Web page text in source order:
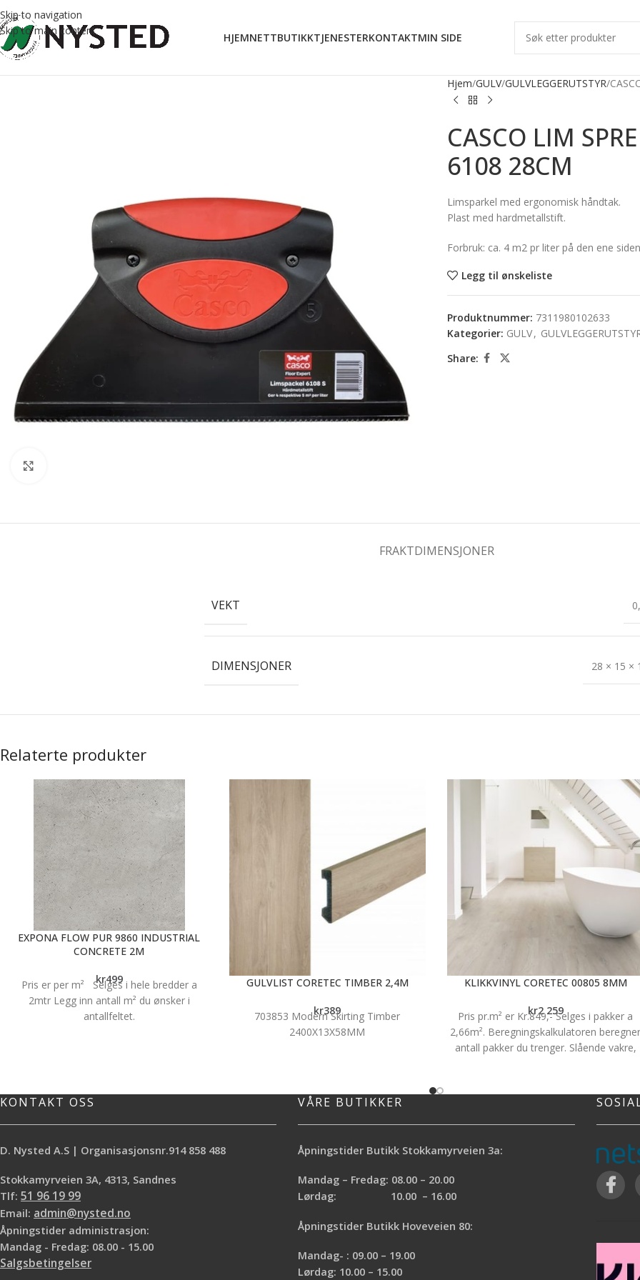
Skip to navigation
Skip to main content
HJEMNETTBUTIKKTJENESTERKONTAKTMIN SIDE
Hjem GULV GULVLEGGERUTSTYR
CASCO LIM
6108 28CM
Limsparkel med ergonomisk håndtak.
Plast med hardmetallstift.
Forbruk: ca. 4 m2 pr liter på den ene
Legg til ønskeliste
Produktnummer: 7311980102633
Kategorier: GULV,
Share:
FRAKTDIMENSJONER
VEKT
DIMENSJONER 28 × 15 ×
Relaterte produkter
EXPONA FLOW PUR 9860 INDUSTRIAL
CONCRETE 2M
kr499
Pris er per m² Selges i hele bredder a
2mtr Legg inn antall m² du ønsker i
antallfeltet.
GULVLIST CORETEC TIMBER 2,4M
kr389
703853 Modern Skirting Timber
2400X13X58MM
KLIKKVINYL CORETEC 00805 8MM
kr2 259
Pris pr.m² er Kr.849,- Selges i pakker a
2,66m². Beregningskalkulatoren
antall pakker du trenger. Slående vakre,
COREtec® er vårt premium vinylprodukt
med spesialutviklet mellomsjikt for
myk og behagelig gangkomfort.
gulvene en ekstra god lyddemping både i
og mellom ulike rom. Enkel montering
uten ekspansjons fuge på gulv inntil 400
private hjem. Dette er bare noen av
på noen av de aller flotteste dekorene
KONTAKT OSS
D. Nysted A.S | Organisasjonsnr.914 858 488
Stokkamyrveien 3A, 4313, Sandnes
Tlf: 51 96 19 99
Email: admin@nysted.no
Åpningstider administrasjon:
Mandag - Fredag: 08.00 - 15.00
Salgsbetingelser
VÅRE BUTIKKER
Åpningstider Butikk Stokkamyrveien 3a:
Mandag – Fredag: 08.00 – 20.00
Lørdag: 10.00 – 16.00
Åpningstider Butikk Hoveveien 80:
Mandag- : 09.00 – 19.00
Lørdag: 10.00 – 15.00